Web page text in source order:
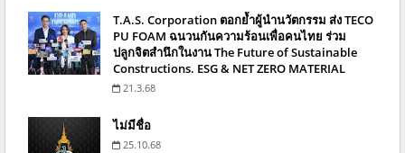
T.A.S. Corporation ตอกย้ำผู้นำนวัตกรรม ส่ง TECO
PU FOAM ฉนวนกันความร้อนเพื่อคนไทย ร่วม
ปลูกจิตสำนึกในงาน The Future of Sustainable
Constructions. ESG & NET ZERO MATERIAL
21.3.68
ไม่มีชื่อ
25.10.68